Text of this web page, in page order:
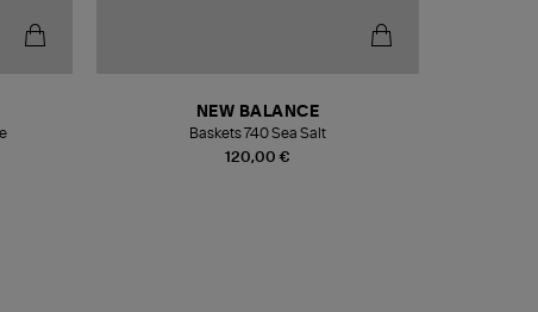
120,00 €
NEW BALANCE
Baskets 740 Sea Salt